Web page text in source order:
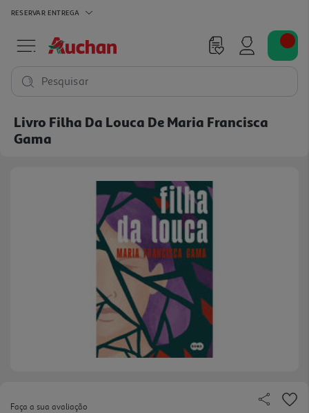
RESERVAR ENTREGA
Pesquisar
Livro Filha Da Louca De Maria Francisca
Gama
Faça a sua avaliação